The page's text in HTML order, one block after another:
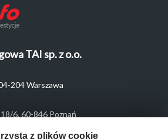
TAI sp. z o.o.
204 Warszawa
6, 60-846 Poznań
z plików cookie